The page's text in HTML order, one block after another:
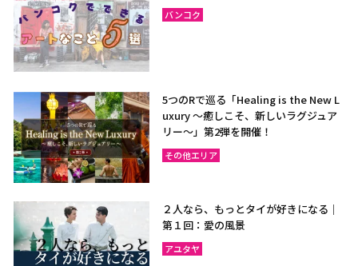
バンコク
5つのRで巡る「Healing is the New L
uxury ～癒しこそ、新しいラグジュア
リー〜」第2弾を開催！
その他エリア
２人なら、もっとタイが好きになる｜
第１回：愛の風景
アユタヤ